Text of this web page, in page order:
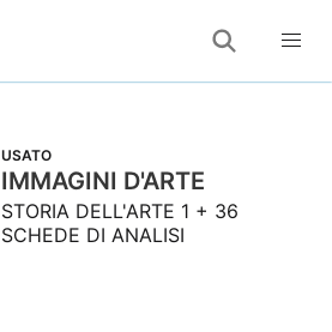
USATO
IMMAGINI D'ARTE
STORIA DELL'ARTE 1 + 36
SCHEDE DI ANALISI